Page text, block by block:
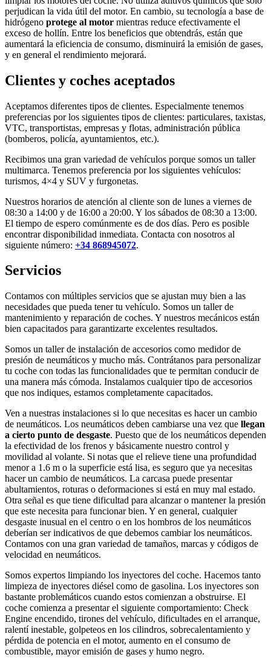
perjudican la vida útil del motor. En cambio, su tecnología a base de
hidrógeno protege al motor mientras reduce efectivamente el
exceso de hollín. Entre los beneficios que obtendrás, están que
aumentará la eficiencia de consumo, disminuirá la emisión de gases,
y en general el rendimiento mejorará.
Clientes y coches aceptados
Aceptamos diferentes tipos de clientes. Especialmente tenemos
preferencias por los siguientes tipos de clientes: particulares, taxistas,
VTC, transportistas, empresas y flotas, administración pública
(bomberos, policía, ayuntamientos, etc.).
Recibimos una gran variedad de vehículos porque somos un taller
multimarca. Tenemos preferencia por los siguientes vehículos:
turismos, 4×4 y SUV y furgonetas.
Nuestros horarios de atención al cliente son de lunes a viernes de
08:30 a 14:00 y de 16:00 a 20:00. Y los sábados de 08:30 a 13:00.
El tiempo de espero comúnmente es de dos días. Pero es posible
encontrar disponibilidad inmediata. Contacta con nosotros al
siguiente número: +34 868945072.
Servicios
Contamos con múltiples servicios que se ajustan muy bien a las
necesidades que pueda tener tu vehículo. Somos un taller de
mantenimiento y reparación de coches. Y nuestros mecánicos están
bien capacitados para garantizarte excelentes resultados.
Somos un taller de instalación de accesorios como medidor de
presión de neumáticos y mucho más. Contrátanos para personalizar
tu coche con todas las funcionalidades que te permitan conducir de
una manera más cómoda. Instalamos cualquier tipo de accesorios
que nos indiques, estamos completamente capacitados.
Ven a nuestras instalaciones si lo que necesitas es hacer un cambio
de neumáticos. Los neumáticos deben cambiarse una vez que llegan
a cierto punto de desgaste. Puesto que de los neumáticos dependen
la efectividad de los frenos y básicamente nuestro control y
movilidad al volante. Si notas que el relieve tiene una profundidad
menor a 1.6 m o la superficie está lisa, es seguro que ya necesitas
hacer un cambio de neumáticos. La carcasa puede presentar
abultamientos, roturas o deformaciones si está en muy mal estado.
Otra señal es que tiene dificultad para alcanzar o mantener la presión
que este necesita para funcionar bien. Y en general, cualquier
desgaste inusual en el centro o en los hombros de los neumáticos
deberían ser indicativos de que debemos cambiar los neumáticos.
Contamos con una gran variedad de tamaños, marcas y códigos de
velocidad en neumáticos.
Somos expertos limpiando los inyectores del coche. Hacemos tanto
limpieza de inyectores diésel como de gasolina. Los inyectores son
bastante problemáticos cuando estos comienzan a obstruirse. El
coche comienza a presentar el siguiente comportamiento: Check
Engine encendido, tirones del vehículo, dificultades en el arranque,
ralentí inestable, golpeteos en los cilindros, sobrecalentamiento y
pérdida de potencia en el motor, aumento en el consumo de
combustible, mayor emisión de gases y humo negro.